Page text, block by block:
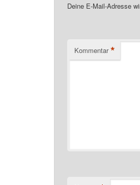
Deine E-Mail-Adresse
Kommentar *